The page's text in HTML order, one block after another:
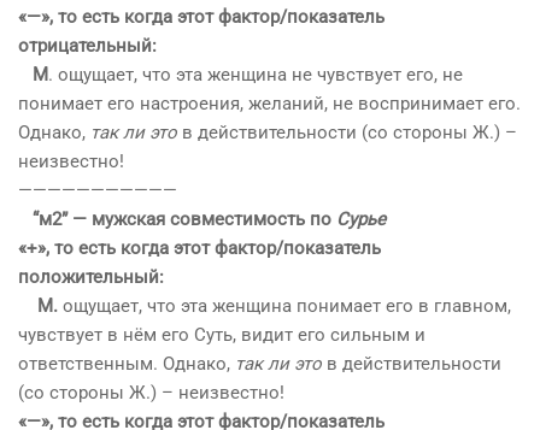
«—», то есть когда этот фактор/показатель
отрицательный:
М. ощущает, что эта женщина не чувствует его, не
понимает его настроения, желаний, не воспринимает его.
Однако, так ли это в действительности (со стороны Ж.) –
неизвестно!
———————————
“м2” — мужская совместимость по Сурье
«+», то есть когда этот фактор/показатель
положительный:
М. ощущает, что эта женщина понимает его в главном,
чувствует в нём его Суть, видит его сильным и
ответственным. Однако, так ли это в действительности
(со стороны Ж.) – неизвестно!
«—», то есть когда этот фактор/показатель